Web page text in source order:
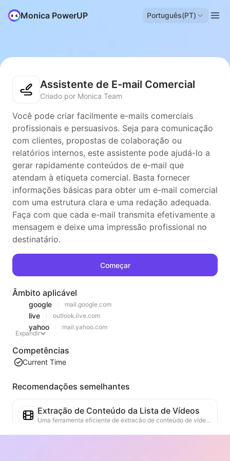
Monica PowerUP Português(PT)
Assistente de E-mail Comercial
Criado por Monica Team
Você pode criar facilmente e-mails comerciais
profissionais e persuasivos. Seja para comunicação
com clientes, propostas de colaboração ou
relatórios internos, este assistente pode ajudá-lo a
gerar rapidamente conteúdos de e-mail que
atendam à etiqueta comercial. Basta fornecer
informações básicas para obter um e-mail comercial
com uma estrutura clara e uma redação adequada.
Faça com que cada e-mail transmita efetivamente a
mensagem e deixe uma impressão profissional no
destinatário.
Começar
Âmbito aplicável
google mail.google.com
live outlook.live.com
yahoo
mail.yahoo.com
Expandir
Competências
Current Time
Recomendações semelhantes
Extração de Conteúdo da Lista de Vídeos
Uma ferramenta eficiente de extração de conteúdo de vídeo da web, capaz de escanear rapidamente páginas da web e organizar as informações de vídeo em uma tabela Markdown estruturada.